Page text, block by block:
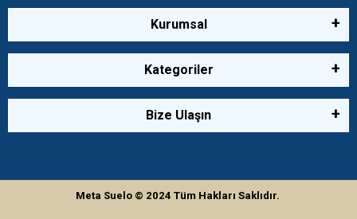
Kurumsal
Kategoriler
Bize Ulaşın
Meta Suelo © 2024 Tüm Hakları Saklıdır.